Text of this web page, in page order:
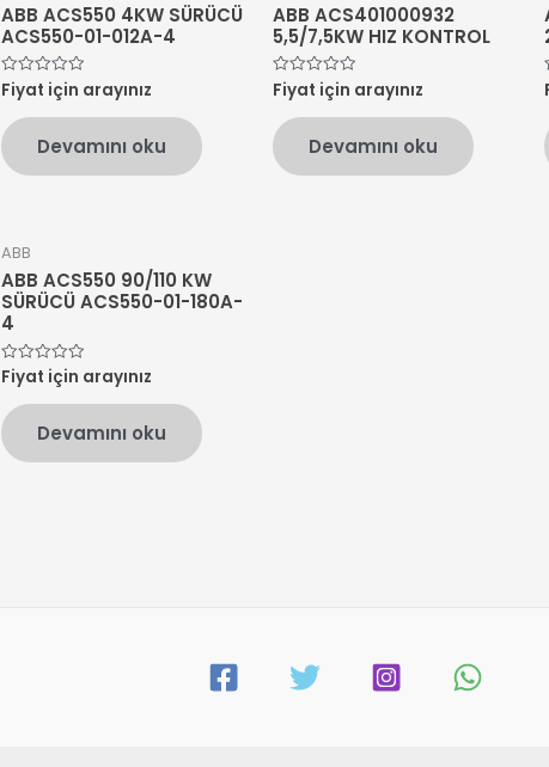
ABB ACS550 4KW SÜRÜCÜ
ACS550-01-012A-4
5
üzerinden
oy
aldı
Fiyat için arayınız
Devamını oku
ABB ACS401000932
5,5/7,5KW HIZ KONTROL
5
üzerinden
oy
aldı
Fiyat için arayınız
Devamını oku
ABB
ABB ACS550 90/110 KW
SÜRÜCÜ ACS550-01-180A-
4
5
üzerinden
oy
Fiyat için arayınız
Devamını oku